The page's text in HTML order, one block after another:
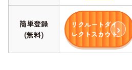
簡単登録
(無料)
リクルートダイ
レクトスカウト